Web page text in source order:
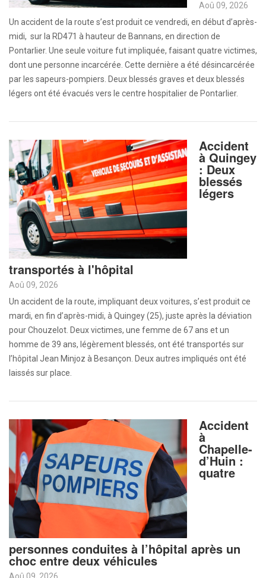
Aoû 09, 2026
Un accident de la route s’est produit ce vendredi, en début d’après-
midi, sur la RD471 à hauteur de Bannans, en direction de
Pontarlier. Une seule voiture fut impliquée, faisant quatre victimes,
dont une personne incarcérée. Cette dernière a été désincarcérée
par les sapeurs-pompiers. Deux blessés graves et deux blessés
légers ont été évacués vers le centre hospitalier de Pontarlier.
Accident
à Quingey
: Deux
blessés
légers
transportés à l'hôpital
Aoû 09, 2026
Un accident de la route, impliquant deux voitures, s’est produit ce
mardi, en fin d’après-midi, à Quingey (25), juste après la déviation
pour Chouzelot. Deux victimes, une femme de 67 ans et un
homme de 39 ans, légèrement blessés, ont été transportés sur
l’hôpital Jean Minjoz à Besançon. Deux autres impliqués ont été
laissés sur place.
Accident
à
Chapelle-
d’Huin :
quatre
personnes conduites à l’hôpital après un
choc entre deux véhicules